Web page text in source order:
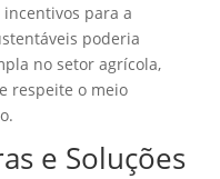
para a
poderia
no setor agrícola,
respeite o meio
e Soluções